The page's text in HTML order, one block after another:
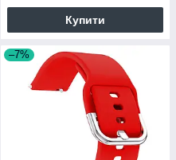
Купити
–7%